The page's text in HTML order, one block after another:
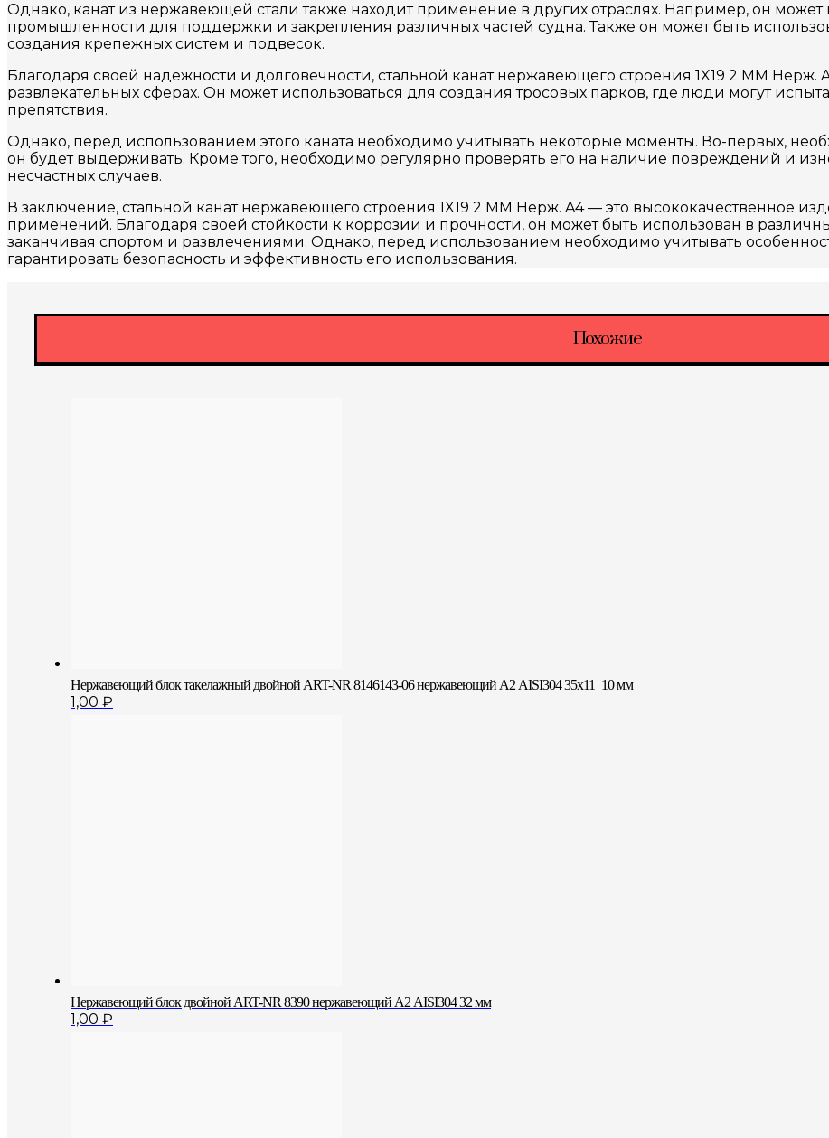
Однако, канат из нержавеющей стали также находит применение в других отраслях. Например, он может
промышленности для поддержки и закрепления различных частей судна. Также он может быть
создания крепежных систем и подвесок.
Благодаря своей надежности и долговечности, стальной канат нержавеющего строения 1X19 2 MM
развлекательных сферах. Он может использоваться для создания тросовых парков, где люди могут
препятствия.
Однако, перед использованием этого каната необходимо учитывать некоторые моменты. Во-первых,
он будет выдерживать. Кроме того, необходимо регулярно проверять его на наличие повреждений и
несчастных случаев.
В заключение, стальной канат нержавеющего строения 1X19 2 MM Нерж. A4 — это высококачественное
применений. Благодаря своей стойкости к коррозии и прочности, он может быть использован в
заканчивая спортом и развлечениями. Однако, перед использованием необходимо учитывать
гарантировать безопасность и эффективность его использования.
Похожие
Нержавеющий блок такелажный двойной ART-NR 8146143-06 нержавеющий А2 AISI304 35х11_10 мм
1,00 ₽
Нержавеющий блок двойной АRT-NR 8390 нержавеющий А2 AISI304 32 мм
1,00 ₽